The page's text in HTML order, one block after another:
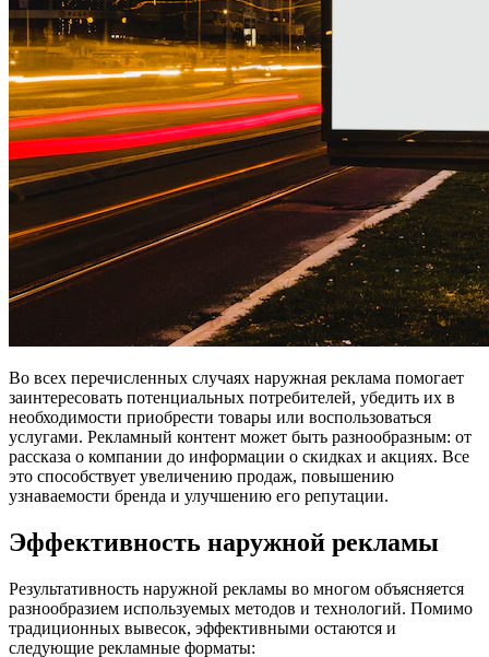
Во всех перечисленных случаях наружная реклама помогает
заинтересовать потенциальных потребителей, убедить их в
необходимости приобрести товары или воспользоваться
услугами. Рекламный контент может быть разнообразным: от
рассказа о компании до информации о скидках и акциях. Все
это способствует увеличению продаж, повышению
узнаваемости бренда и улучшению его репутации.
Эффективность наружной рекламы
Результативность наружной рекламы во многом объясняется
разнообразием используемых методов и технологий. Помимо
традиционных вывесок, эффективными остаются и
следующие рекламные форматы: